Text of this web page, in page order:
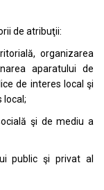
de atribuţii:
organizarea
aparatului de
de interes local şi
local;
şi de mediu a
public şi privat al